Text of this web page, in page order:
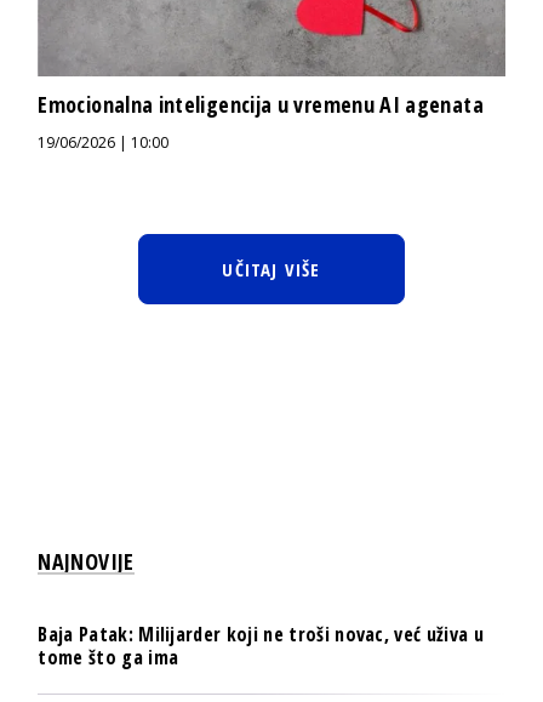
Emocionalna inteligencija u vremenu AI agenata
19/06/2026 | 10:00
UČITAJ VIŠE
NAJNOVIJE
Baja Patak: Milijarder koji ne troši novac, već uživa u
tome što ga ima